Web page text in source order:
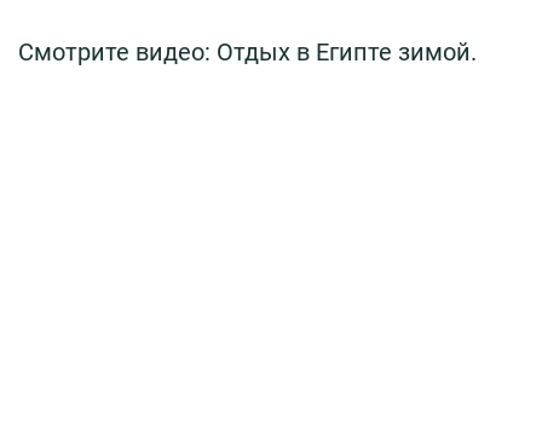
Смотрите видео: Отдых в Египте зимой.